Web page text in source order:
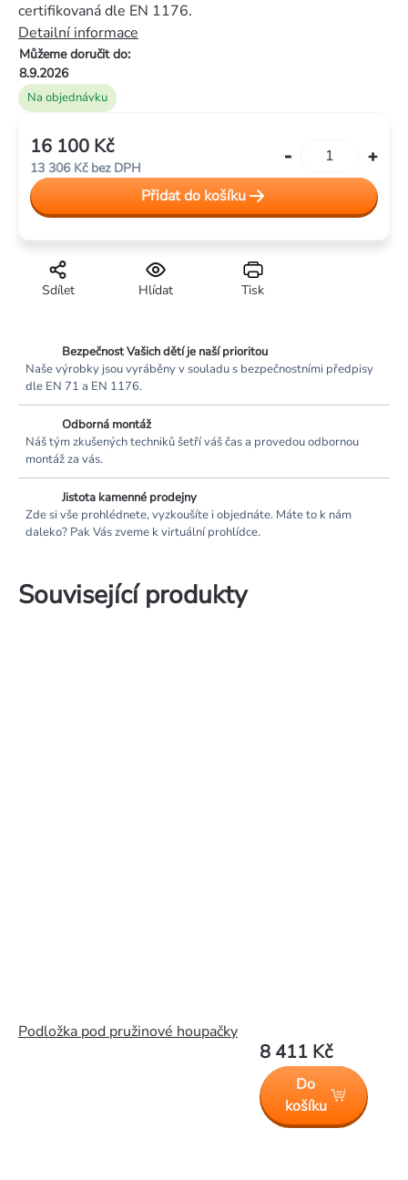
hvězdiček.
Na objednávku
Můžeme doručit do:
8.9.2026
certifikovaná dle EN 1176.
Detailní informace
Tisk
Hlídat
Sdílet
16 100 Kč
13 306 Kč bez DPH
cena:
Přidat do košíku
Bezpečnost Vašich dětí je naší prioritou
Naše výrobky jsou vyráběny v souladu s bezpečnostními předpisy
dle EN 71 a EN 1176.
Odborná montáž
Náš tým zkušených techniků šetří váš čas a provedou odbornou
montáž za vás.
Jistota kamenné prodejny
Zde si vše prohlédnete, vyzkoušíte i objednáte. Máte to k nám
daleko? Pak Vás zveme k virtuální prohlídce.
Související produkty
Podložka pod pružinové houpačky
8 411 Kč
Do
košíku